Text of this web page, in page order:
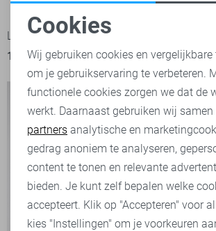
-50%
Lerros T-shirt
18,00
35,99
18,00
Noodzakelijke cookies
Personalisatie cookies
Analytische cookies
Marketing cookies
Cookies
Wij gebruiken cookies en vergelijkbare
om je gebruikservaring te verbeteren.
functionele cookies zorgen we dat de
werkt. Daarnaast gebruiken wij samen
partners analytische en
gedrag anoniem te analyseren,
content te tonen en relevante
bieden. Je kunt zelf bepalen welke
accepteert. Klik op "Accepteren" voor
kies "Instellingen" om je voorkeuren